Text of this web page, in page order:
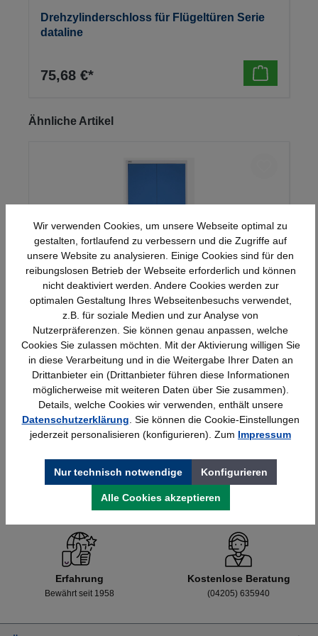
Drehzylinderschloss für Flügeltüren Serie
dataline
75,68 €*
Produktgalerie überspringen
Ähnliche Artikel
Stahl-Flügeltürenschrank Serie 950
428,40 €* Details
Schnelle Lieferung
Bundesweit
Topmarken
Faire Preise
Erfahrung
Bewährt seit 1958
Kostenlose Beratung
(04205) 635940
Wir verwenden Cookies, um unsere Webseite optimal zu
gestalten, fortlaufend zu verbessern und die Zugriffe auf
unsere Website zu analysieren. Einige Cookies sind für den
reibungslosen Betrieb der Webseite erforderlich und können
nicht deaktiviert werden. Andere Cookies werden zur
optimalen Gestaltung Ihres Webseitenbesuchs verwendet,
z.B. für soziale Medien und zur Analyse von
Nutzerpräferenzen. Sie können genau anpassen, welche
Cookies Sie zulassen möchten. Mit der Aktivierung willigen Sie
in diese Verarbeitung und in die Weitergabe Ihrer Daten an
Drittanbieter ein (Drittanbieter führen diese Informationen
möglicherweise mit weiteren Daten über Sie zusammen).
Details, welche Cookies wir verwenden, enthält unsere
Datenschutzerklärung . Sie können die Cookie-Einstellungen
jederzeit personalisieren (konfigurieren). Zum Impressum
Nur technisch notwendige Konfigurieren
Alle Cookies akzeptieren